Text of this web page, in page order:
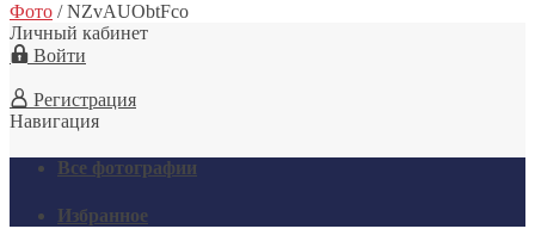
Фото /NZvAUObtFco
Личный кабинет
Войти
Регистрация
Навигация
Все фотографии
Избранное